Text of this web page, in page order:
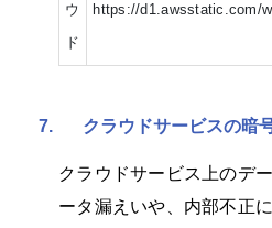
ウ
ド
https://d1.awsstatic.com/
7. クラウドサービスの暗
クラウドサービス上のデ
ータ漏えいや、内部不正